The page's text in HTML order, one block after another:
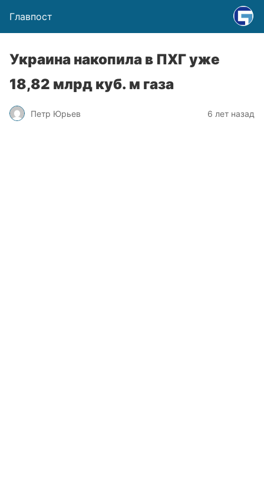
Главпост
Украина накопила в ПХГ уже
18,82 млрд куб. м газа
Петр Юрьев 6 лет назад